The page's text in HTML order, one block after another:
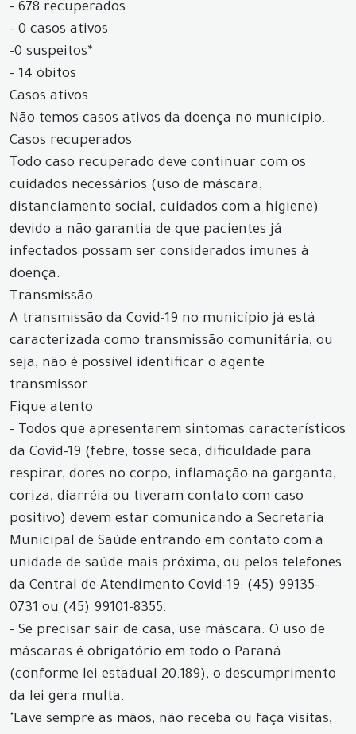
- 678 recuperados
- 0 casos ativos
-0 suspeitos*
- 14 óbitos
Casos ativos
Não temos casos ativos da doença no município.
Casos recuperados
Todo caso recuperado deve continuar com os
cuidados necessários (uso de máscara,
distanciamento social, cuidados com a higiene)
devido a não garantia de que pacientes já
infectados possam ser considerados imunes à
doença.
Transmissão
A transmissão da Covid-19 no município já está
caracterizada como transmissão comunitária, ou
seja, não é possível identificar o agente
transmissor.
Fique atento
- Todos que apresentarem sintomas característicos
da Covid-19 (febre, tosse seca, dificuldade para
respirar, dores no corpo, inflamação na garganta,
coriza, diarréia ou tiveram contato com caso
positivo) devem estar comunicando a Secretaria
Municipal de Saúde entrando em contato com a
unidade de saúde mais próxima, ou pelos telefones
da Central de Atendimento Covid-19: (45) 99135-
0731 ou (45) 99101-8355.
- Se precisar sair de casa, use máscara. O uso de
máscaras é obrigatório em todo o Paraná
(conforme lei estadual 20.189), o descumprimento
da lei gera multa.
"Lave sempre as mãos, não receba ou faça visitas,